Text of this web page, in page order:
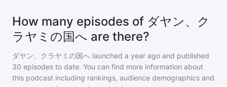
How many episodes of ダヤン、ク
ラヤミの国へ are there?
ダヤン、クラヤミの国へ launched a year ago and published
30 episodes to date. You can find more information about
this podcast including rankings, audience demographics and